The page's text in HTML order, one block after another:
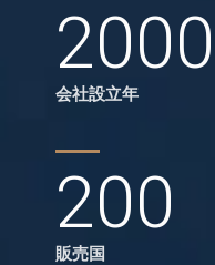
2000
会社設立年
200
販売国